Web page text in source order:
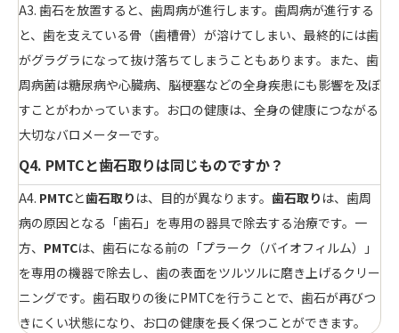
A3. 歯石を放置すると、歯周病が進行します。歯周病が進行する
と、歯を支えている骨（歯槽骨）が溶けてしまい、最終的には歯
がグラグラになって抜け落ちてしまうこともあります。また、歯
周病菌は糖尿病や心臓病、脳梗塞などの全身疾患にも影響を及ぼ
すことがわかっています。お口の健康は、全身の健康につながる
大切なバロメーターです。
Q4. PMTCと歯石取りは同じものですか？
A4. PMTCと歯石取り は、目的が異なります。 歯石取り は、歯周
病の原因となる「歯石」を専用の器具で除去する治療です。一
方、 PMTCは、歯石になる前の「プラーク（バイオフィルム）」
を専用の機器で除去し、歯の表面をツルツルに磨き上げるクリー
ニングです。歯石取りの後にPMTCを行うことで、歯石が再びつ
きにくい状態になり、お口の健康を長く保つことができます。